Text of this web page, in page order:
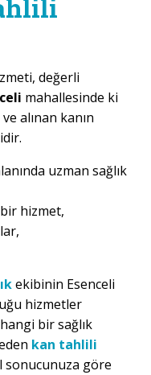
değerli
mahallesinde ki
alınan kanın
uzman sağlık
hizmet,
ekibinin Esenceli
hizmetler
bir sağlık
kan tahlili
sonucunuza göre